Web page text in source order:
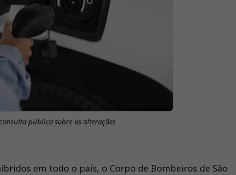
pública sobre as alterações
em todo o país, o Corpo de Bombeiros de São